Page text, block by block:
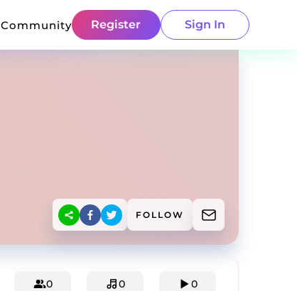
Community Register Sign In
FOLLOW
0 0 0